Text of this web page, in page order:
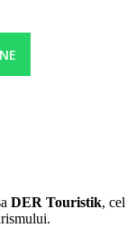
DER Touristik, cel